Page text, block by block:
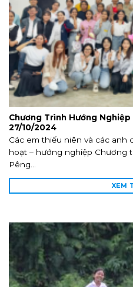
Chương Trình Hướng
27/10/2024
Các em thiếu niên và các anh
hoạt – hướng nghiệp Chương
Pêng...
XEM